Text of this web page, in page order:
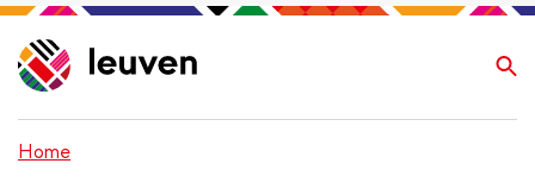
Overslaan
en
naar
gaan
Home